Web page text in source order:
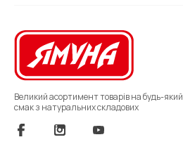
Великий асортимент товарів на будь-який
смак з натуральних складових